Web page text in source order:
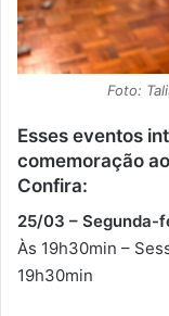
Foto:
Esses eventos
comemoração
Confira:
25/03 – Segunda-
Às 19h30min –
19h30min